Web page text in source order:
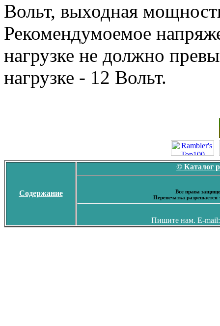
Вольт, выходная
Рекомендумоемое
нагрузке не должно
нагрузке - 12 Вольт.
Содержание
© Каталог
Все права
Перепечатка
Пишите нам. E-